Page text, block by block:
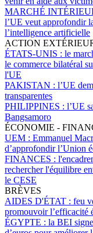
MARCHÉ
l’UE veut approfondir
l’intelligence artificielle
ACTION
ÉTATS-UNIS : le
le commerce bilatéral
l'UE
PAKISTAN : l’UE
transparentes
PHILIPPINES : l’UE
Bangsamoro
ÉCONOMIE -
UEM : Emmanuel
d’approfondir l’Union
FINANCES :
rechercher l'équilibre
le CESE
BRÈVES
AIDES D'ÉTAT : feu
promouvoir l’efficacité
ÉGYPTE : la BEI